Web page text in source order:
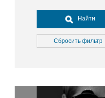
Досуг, туризм и отдых
Культура
Медицина
Окружающая среда
Найти
Сбросить фильтр